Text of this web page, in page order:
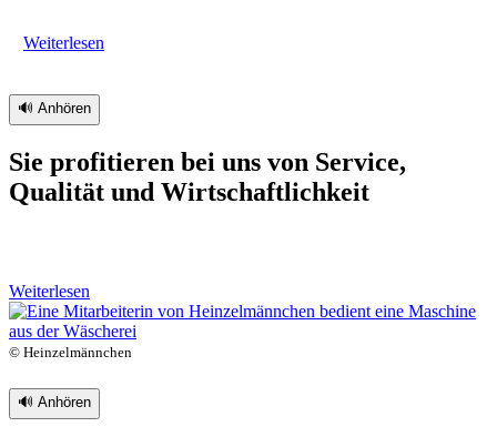
Weiterlesen
🔊 Anhören
Sie profitieren bei uns von Service,
Qualität und Wirtschaftlichkeit
Weiterlesen
© Heinzelmännchen
🔊 Anhören